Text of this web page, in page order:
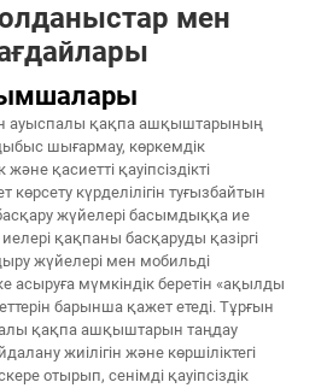
мен
ауыспалы қақпа ашқыштарының
шығармау, көркемдік
қасиетті қауіпсіздікті
көрсету күрделілігін туғызбайтын
жүйелері басымдыққа ие
қақпаны басқаруды қазіргі
жүйелері мен мобильді
мүмкіндік беретін «ақылды
барынша қажет етеді. Тұрғын
қақпа ашқыштарын таңдау
жиілігін және көршіліктегі
отырып, сенімді қауіпсіздік